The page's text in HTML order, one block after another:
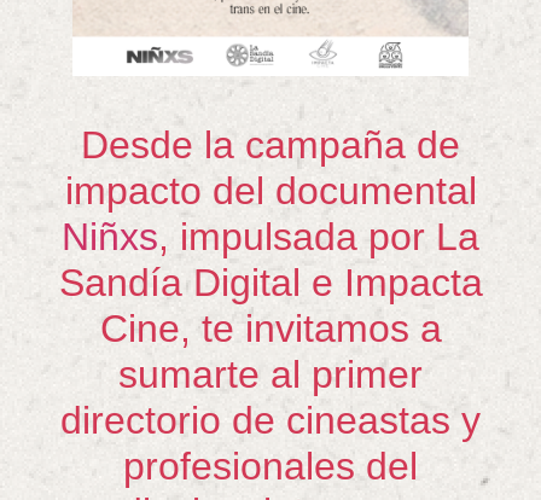
Desde la campaña de
impacto del documental
Niñxs, impulsada por La
Sandía Digital e Impacta
Cine, te invitamos a
sumarte al primer
directorio de cineastas y
profesionales del